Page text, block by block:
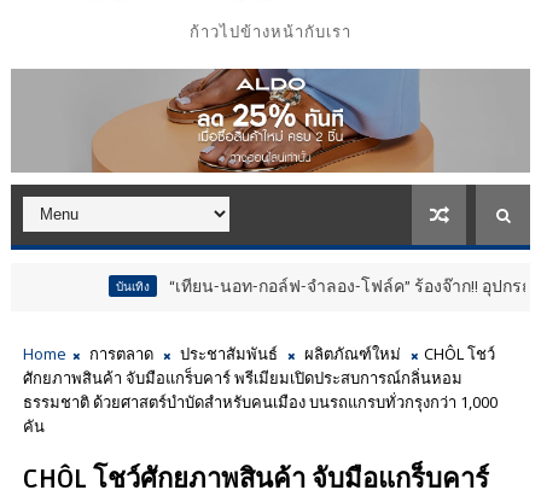
ก้าวไปข้างหน้ากับเรา
“เทียน-นอท-กอล์ฟ-จำลอง-โฟล์ค” ร้องจ๊าก!! อุปกรณ์ม่วนจอย
Home การตลาด ประชาสัมพันธ์ ผลิตภัณฑ์ใหม่
CHÔL โชว์
ศักยภาพสินค้า จับมือแกร็บคาร์ พรีเมียมเปิดประสบการณ์กลิ่นหอม
ธรรมชาติ ด้วยศาสตร์บำบัดสำหรับคนเมือง บนรถแกรบทั่วกรุงกว่า 1,000
คัน
CHÔL โชว์ศักยภาพสินค้า จับมือแกร็บคาร์